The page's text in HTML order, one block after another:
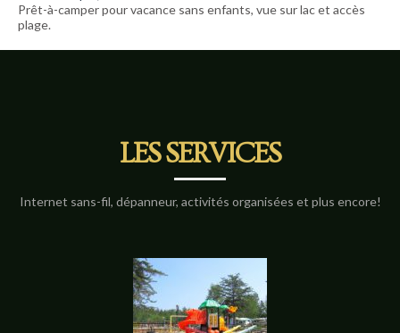
Prêt-à-camper pour vacance sans enfants, vue sur lac et accès
plage.
LES SERVICES
Internet sans-fil, dépanneur, activités organisées et plus encore!